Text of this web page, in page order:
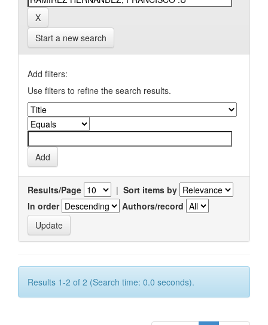
Start a new search
Add filters:
Use filters to refine the search results.
Results/Page | Sort items by
In order
Authors/record
Results 1-2 of 2 (Search time: 0.0 seconds).